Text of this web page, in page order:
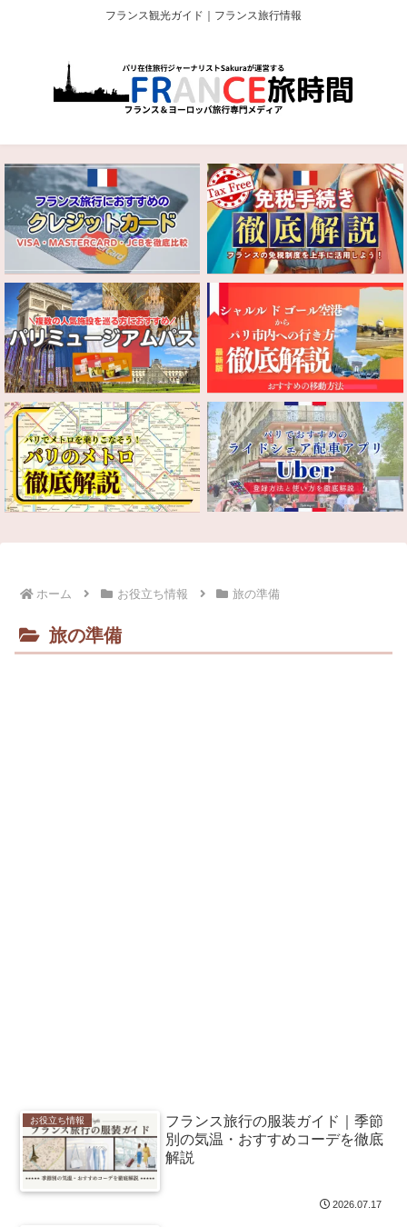
フランス観光ガイド｜フランス旅行情報
ホーム お役立ち情報 旅の準備
旅の準備
お役立ち情報
フランス旅行の服装ガイド｜季節
別の気温・おすすめコーデを徹底
解説
2026.07.17